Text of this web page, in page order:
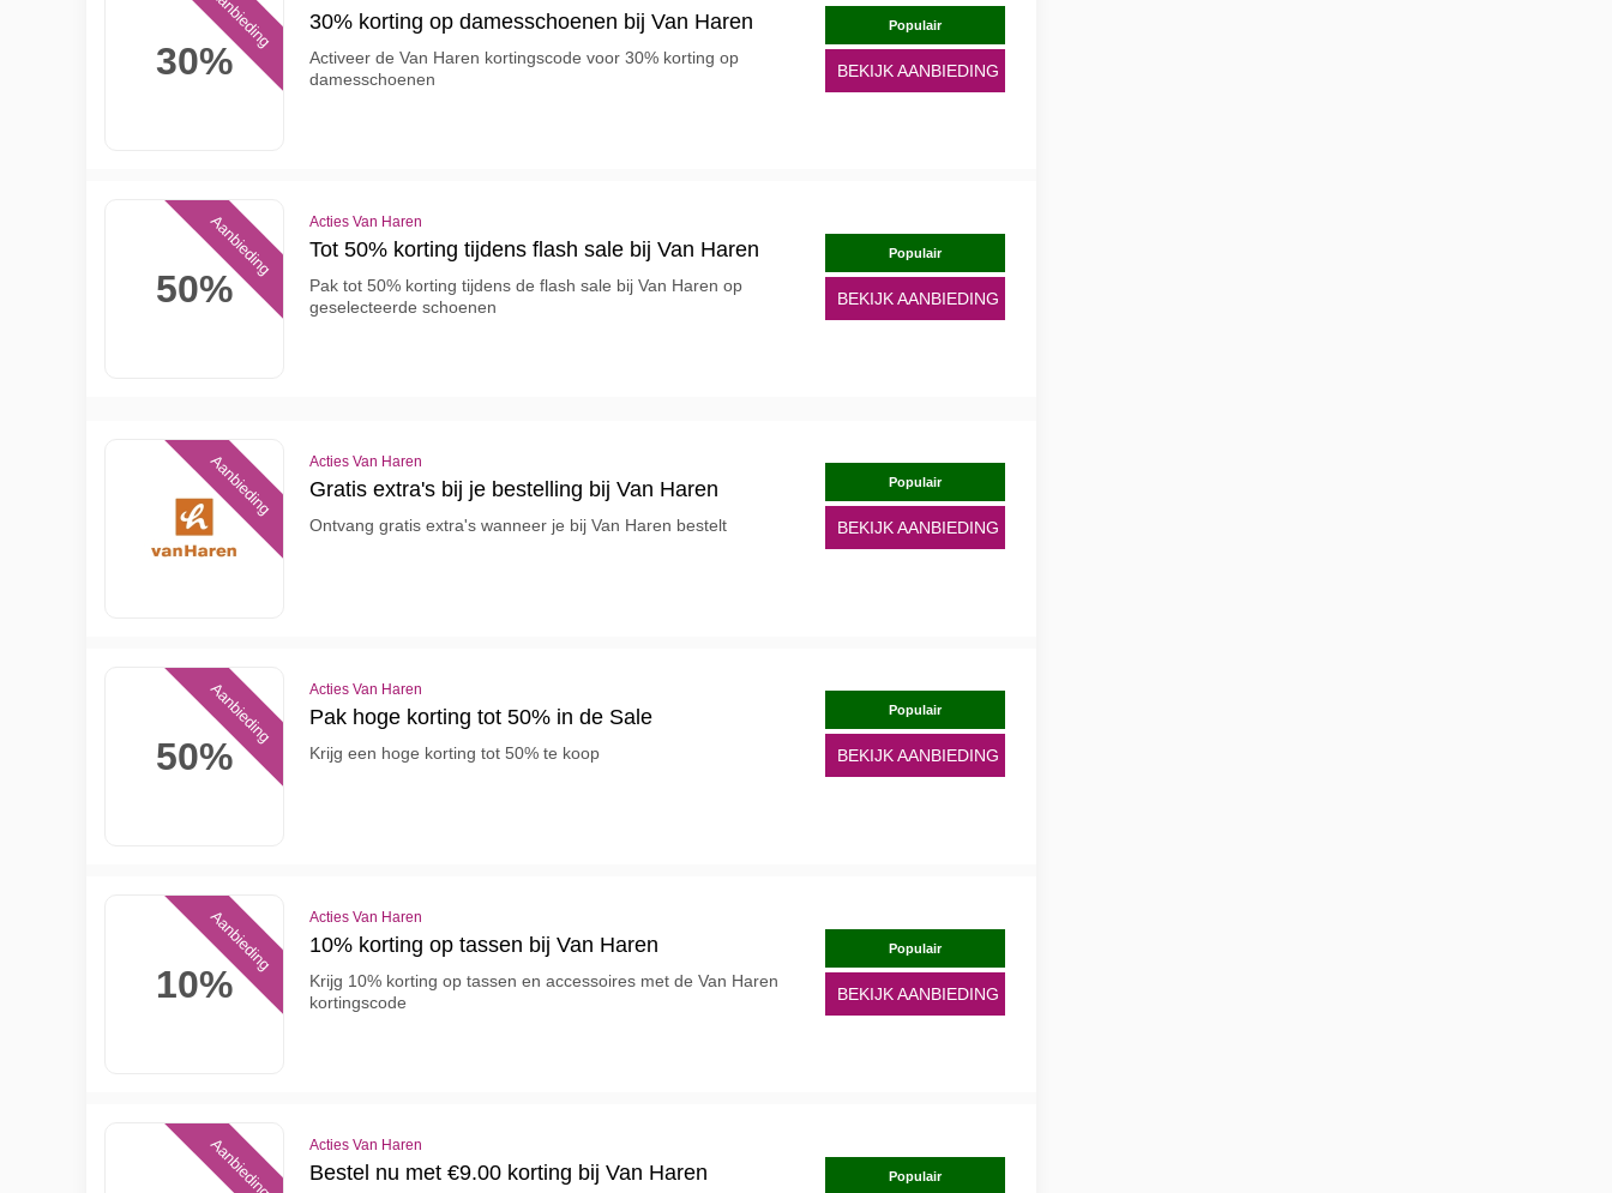
30%
Aanbieding 30% korting op damesschoenen bij Van Haren
Activeer de Van Haren kortingscode voor 30% korting op
damesschoenen
Populair
BEKIJK AANBIEDING
50%
Aanbieding Acties Van Haren
Tot 50% korting tijdens flash sale bij Van Haren
Pak tot 50% korting tijdens de flash sale bij Van Haren op
geselecteerde schoenen
Populair
BEKIJK AANBIEDING
Aanbieding Acties Van Haren
Gratis extra's bij je bestelling bij Van Haren
Ontvang gratis extra's wanneer je bij Van Haren bestelt
Populair
BEKIJK AANBIEDING
50%
Aanbieding Acties Van Haren
Pak hoge korting tot 50% in de Sale
Krijg een hoge korting tot 50% te koop
Populair
BEKIJK AANBIEDING
10%
Aanbieding Acties Van Haren
10% korting op tassen bij Van Haren
Krijg 10% korting op tassen en accessoires met de Van Haren
kortingscode
Populair
BEKIJK AANBIEDING
Aanbieding Acties Van Haren
Bestel nu met €9.00 korting bij Van Haren Populair